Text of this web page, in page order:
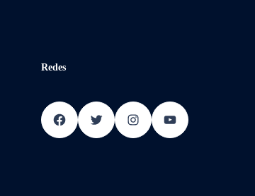
Redes
Facebook Twitter Instagram YouTube